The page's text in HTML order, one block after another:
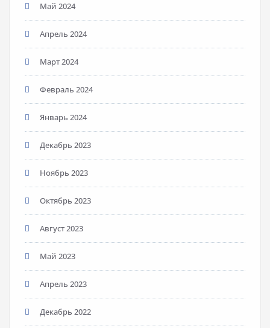
Май 2024
Апрель 2024
Март 2024
Февраль 2024
Январь 2024
Декабрь 2023
Ноябрь 2023
Октябрь 2023
Август 2023
Май 2023
Апрель 2023
Декабрь 2022